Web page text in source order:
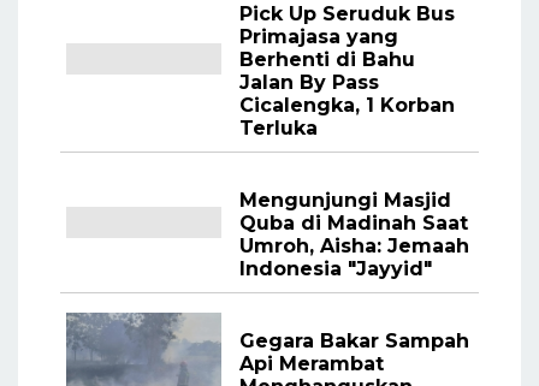
Pick Up Seruduk Bus
Primajasa yang
Berhenti di Bahu
Jalan By Pass
Cicalengka, 1 Korban
Terluka
Mengunjungi Masjid
Quba di Madinah Saat
Umroh, Aisha: Jemaah
Indonesia "Jayyid"
Gegara Bakar Sampah
Api Merambat